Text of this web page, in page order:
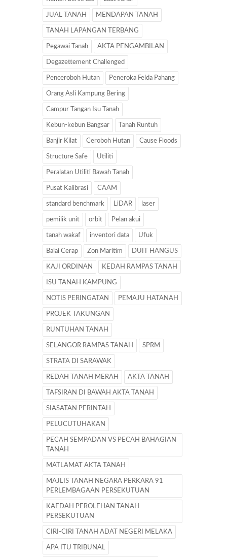
JUAL TANAH MENDAPAN TANAH
TANAH LAPANGAN TERBANG
Pegawai Tanah AKTA PENGAMBILAN
Degazettement Challenged
Penceroboh Hutan Peneroka Felda Pahang
Orang Asli Kampung Bering
Campur Tangan Isu Tanah
Kebun-kebun Bangsar Tanah Runtuh
Banjir Kilat Ceroboh Hutan Cause Floods
Structure Safe Utiliti
Peralatan Utiliti Bawah Tanah
Pusat Kalibrasi CAAM
standard benchmark LiDAR laser
pemilik unit orbit Pelan akui
tanah wakaf inventori data Ufuk
Balai Cerap Zon Maritim DUIT HANGUS
KAJI ORDINAN KEDAH RAMPAS TANAH
ISU TANAH KAMPUNG
NOTIS PERINGATAN PEMAJU HATANAH
PROJEK TAKUNGAN
RUNTUHAN TANAH
SELANGOR RAMPAS TANAH SPRM
STRATA DI SARAWAK
REDAH TANAH MERAH AKTA TANAH
TAFSIRAN DI BAWAH AKTA TANAH
SIASATAN PERINTAH
PELUCUTUHAKAN
PECAH SEMPADAN VS PECAH BAHAGIAN
TANAH
MATLAMAT AKTA TANAH
MAJLIS TANAH NEGARA PERKARA 91
PERLEMBAGAAN PERSEKUTUAN
KAEDAH PEROLEHAN TANAH
PERSEKUTUAN
CIRI-CIRI TANAH ADAT NEGERI MELAKA
APA ITU TRIBUNAL